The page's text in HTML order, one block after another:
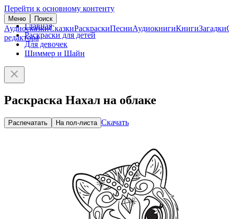
Перейти к основному контенту
Меню Поиск
АудиосказкиСказкиРаскраскиПесниАудиокнигиКнигиЗагадки
редактора
Главная
Раскраски для детей
Для девочек
Шиммер и Шайн
Раскраска Нахал на облаке
Распечатать На пол-листа Скачать